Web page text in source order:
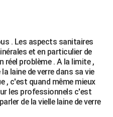
. Les aspects sanitaires
et en particulier de
réel problème . A la limite ,
laine de verre dans sa vie
, c'est quand même mieux
les professionnels c'est
de la vielle laine de verre